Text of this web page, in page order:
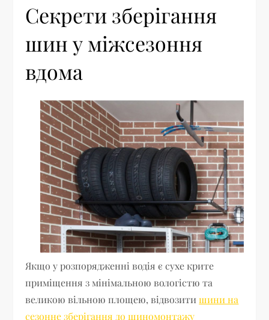
Секрети зберігання
шин у міжсезоння
вдома
Якщо у розпорядженні водія є сухе крите
приміщення з мінімальною вологістю та
великою вільною площею, відвозитишини на
сезонне зберігання до шиномонтажу